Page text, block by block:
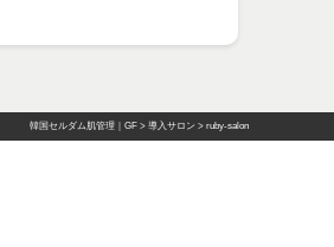
韓国セルダム肌管理｜GF > 導入サロン > ruby-salon